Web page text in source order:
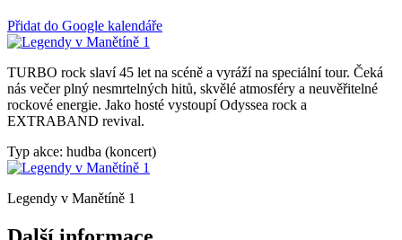
Přidat do Google kalendáře
TURBO rock slaví 45 let na scéně a vyráží na speciální tour. Čeká
nás večer plný nesmrtelných hitů, skvělé atmosféry a neuvěřitelné
rockové energie. Jako hosté vystoupí Odyssea rock a
EXTRABAND revival.
Typ akce: hudba (koncert)
Legendy v Manětíně 1